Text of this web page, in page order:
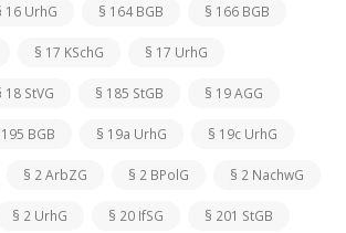
16 UrhG § 164 BGB § 166 BGB
§ 17 KSchG § 17 UrhG
18 StVG § 185 StGB § 19 AGG
BGB § 19a UrhG § 19c UrhG
§ 2 ArbZG § 2 BPolG § 2 NachwG
§ 2 UrhG § 20 IfSG § 201 StGB